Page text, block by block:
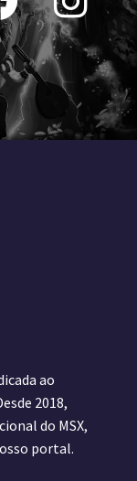
ao
2018,
do MSX,
portal.